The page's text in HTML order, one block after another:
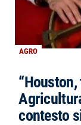
AGRO
contesto